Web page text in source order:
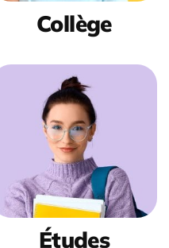
Collège
Études